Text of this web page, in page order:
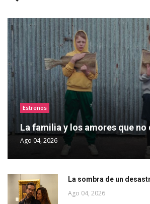
Estrenos
La familia y los amores que no
Ago 04, 2026
La sombra de un
Ago 04, 2026